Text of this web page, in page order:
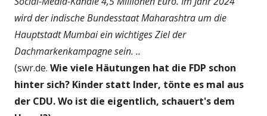
wird der indische Bundesstaat Maharashtra um die
Hauptstadt Mumbai ein wichtiges Ziel der
Dachmarkenkampagne sein. ..
(swr.de. Wie viele Häutungen hat die FDP schon
hinter sich? Kinder statt Inder, tönte es mal aus
der CDU. Wo ist die eigentlich, schauert's dem